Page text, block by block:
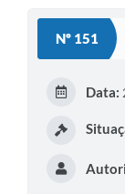
Nº 151
Data: